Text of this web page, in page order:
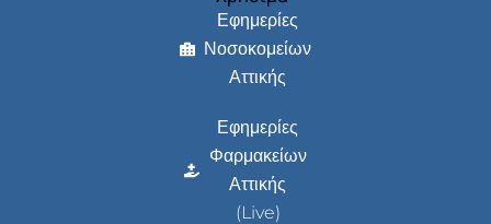
Εφημερίες
Νοσοκομείων
Αττικής
Εφημερίες
Φαρμακείων
Αττικής
(Live)